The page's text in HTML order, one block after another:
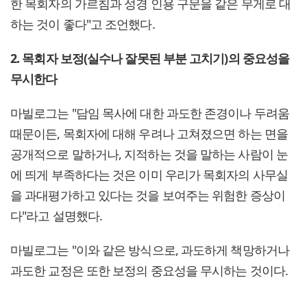
하는 것이 좋다"고 조언했다.
2. 목회자 보정(실수나 잘못된 부분 고치기)의 중요성을
무시한다
마빌로그는 "담임 목사에 대한 과도한 존경이나 두려움
때문이든, 목회자에 대해 우려나 고쳐졌으면 하는 면을
공개적으로 말하거나, 지적하는 것을 말하는 사람이 눈
에 띄게 부족하다는 것은 이미 우리가 목회자의 사무실
을 과대평가하고 있다는 것을 보여주는 위험한 증상이
다"라고 설명했다.
마빌로그는 "이와 같은 방식으로, 과도하게 책망하거나
과도한 교정은 또한 보정의 중요성을 무시하는 것이다.